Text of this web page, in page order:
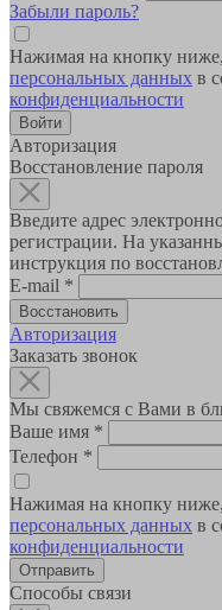
Забыли пароль?
Нажимая на кнопку
персональных данных в
конфиденциальности
Авторизация
Восстановление пароля
Введите адрес
регистрации. На
инструкция по
E-mail *
Авторизация
Заказать звонок
Мы свяжемся с Вами в
Ваше имя *
Телефон *
Нажимая на кнопку
персональных данных в
конфиденциальности
Способы связи